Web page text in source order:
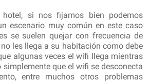
si nos fijamos bien podemos
escenario muy común en este caso
se suelen quejar con frecuencia de
les llega a su habitación como debe
algunas veces el wifi llega mientras
simplemente que el wifi se desconecta
entre muchos otros problemas